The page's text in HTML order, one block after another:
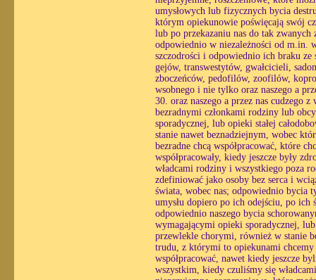
umysłowych lub fizycznych bycia
którym opiekunowie poświęcają swój
lub po przekazaniu nas do tak
odpowiednio w niezależności od m.in.
szczodrości i odpowiednio ich braku
gejów, transwestytów, gwałcicieli,
zboczeńców, pedofilów, zoofilów,
wsobnego i nie tylko oraz naszego a
30. oraz naszego a przez nas cudzego
bezradnymi członkami rodziny lub
sporadycznej, lub opieki stałej
stanie nawet beznadziejnym, wobec
bezradne chcą współpracować, które
współpracowały, kiedy jeszcze były
władcami rodziny i wszystkiego poza
zdefiniować jako osoby bez serca i
świata, wobec nas; odpowiednio bycia
umysłu dopiero po ich odejściu, po ich
odpowiednio naszego bycia
wymagającymi opieki sporadycznej,
przewlekle chorymi, również w stanie
trudu, z którymi to opiekunami
współpracować, nawet kiedy jeszcze
wszystkim, kiedy czuliśmy się